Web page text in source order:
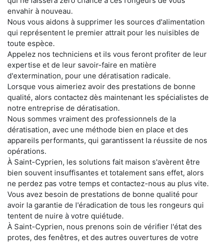
envahir à nouveau.
Nous vous aidons à supprimer les sources d'alimentation
qui représentent le premier attrait pour les nuisibles de
toute espèce.
Appelez nos techniciens et ils vous feront profiter de leur
expertise et de leur savoir-faire en matière
d'extermination, pour une dératisation radicale.
Lorsque vous aimeriez avoir des prestations de bonne
qualité, alors contactez dès maintenant les spécialistes de
notre entreprise de dératisation.
Nous sommes vraiment des professionnels de la
dératisation, avec une méthode bien en place et des
appareils performants, qui garantissent la réussite de nos
opérations.
À Saint-Cyprien, les solutions fait maison s'avèrent être
bien souvent insuffisantes et totalement sans effet, alors
ne perdez pas votre temps et contactez-nous au plus vite.
Vous avez besoin de prestations de bonne qualité pour
avoir la garantie de l'éradication de tous les rongeurs qui
tentent de nuire à votre quiétude.
À Saint-Cyprien, nous prenons soin de vérifier l'état des
protes, des fenêtres, et des autres ouvertures de votre